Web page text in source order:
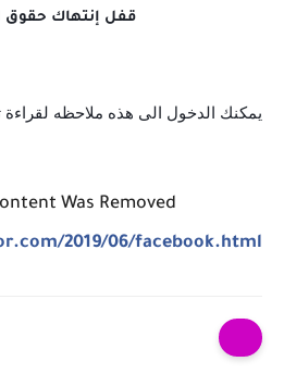
قفل إنتهاك حقوق
يمكنك الدخول الى هذه ملاحظه
Was Removed
2019/06/facebook.html